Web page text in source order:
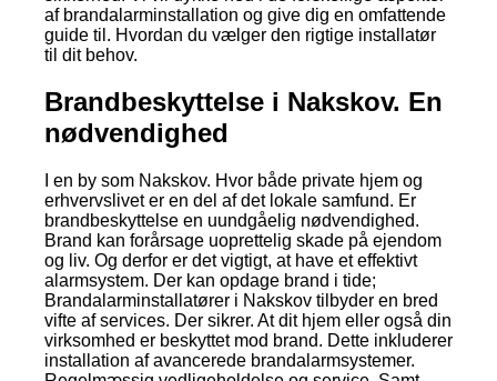
af brandalarminstallation og give dig en omfattende
guide til. Hvordan du vælger den rigtige installatør
til dit behov.
Brandbeskyttelse i Nakskov. En
nødvendighed
I en by som Nakskov. Hvor både private hjem og
erhvervslivet er en del af det lokale samfund. Er
brandbeskyttelse en uundgåelig nødvendighed.
Brand kan forårsage uoprettelig skade på ejendom
og liv. Og derfor er det vigtigt, at have et effektivt
alarmsystem. Der kan opdage brand i tide;
Brandalarminstallatører i Nakskov tilbyder en bred
vifte af services. Der sikrer. At dit hjem eller også din
virksomhed er beskyttet mod brand. Dette inkluderer
installation af avancerede brandalarmsystemer.